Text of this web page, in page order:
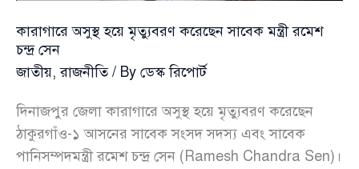
কারাগারে অসুস্থ হয়ে মৃত্যুবরণ করেছেন সাবেক মন্ত্রী রমেশ
চন্দ্র সেন
জাতীয়,রাজনীতি/ By ডেস্ক রিপোর্ট
দিনাজপুর জেলা কারাগারে অসুস্থ হয়ে মৃত্যুবরণ করেছেন
ঠাকুরগাঁও-১ আসনের সাবেক সংসদ সদস্য এবং সাবেক
পানিসম্পদমন্ত্রী রমেশ চন্দ্র সেন (Ramesh Chandra Sen)।